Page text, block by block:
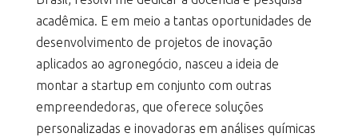
acadêmica. E em meio a tantas oportunidades de
desenvolvimento de projetos de inovação
aplicados ao agronegócio, nasceu a ideia de
montar a startup em conjunto com outras
empreendedoras, que oferece soluções
personalizadas e inovadoras em análises químicas